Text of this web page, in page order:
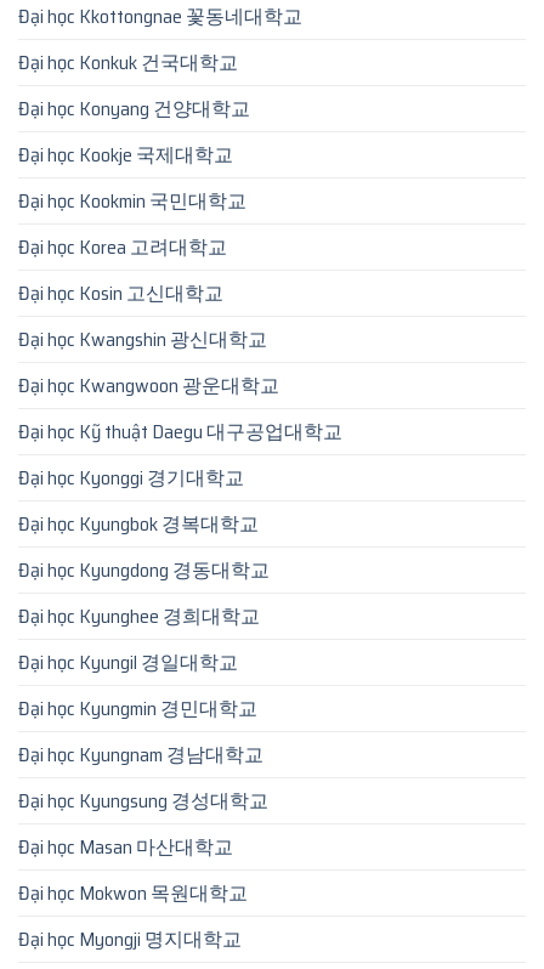
Đại học Kkottongnae 꽃동네대학교
Đại học Konkuk 건국대학교
Đại học Konyang 건양대학교
Đại học Kookje 국제대학교
Đại học Kookmin 국민대학교
Đại học Korea 고려대학교
Đại học Kosin 고신대학교
Đại học Kwangshin 광신대학교
Đại học Kwangwoon 광운대학교
Đại học Kỹ thuật Daegu 대구공업대학교
Đại học Kyonggi 경기대학교
Đại học Kyungbok 경복대학교
Đại học Kyungdong 경동대학교
Đại học Kyunghee 경희대학교
Đại học Kyungil 경일대학교
Đại học Kyungmin 경민대학교
Đại học Kyungnam 경남대학교
Đại học Kyungsung 경성대학교
Đại học Masan 마산대학교
Đại học Mokwon 목원대학교
Đại học Myongji 명지대학교